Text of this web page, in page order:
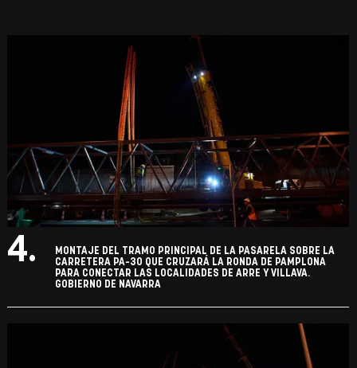
4.
MONTAJE DEL TRAMO PRINCIPAL DE LA PASARELA SOBRE LA
CARRETERA PA-30 QUE CRUZARÁ LA RONDA DE PAMPLONA
PARA CONECTAR LAS LOCALIDADES DE ARRE Y VILLAVA.
GOBIERNO DE NAVARRA